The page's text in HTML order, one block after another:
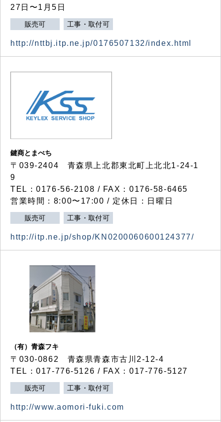
27日〜1月5日
販売可 工事・取付可
http://nttbj.itp.ne.jp/0176507132/index.html
鍵商とまべち
〒039-2404 青森県上北郡東北町上北北1-24-1
9
TEL：0176-56-2108 / FAX：0176-58-6465
営業時間：8:00〜17:00 / 定休日：日曜日
販売可 工事・取付可
http://itp.ne.jp/shop/KN0200060600124377/
（有）青森フキ
〒030-0862 青森県青森市古川2-12-4
TEL：017-776-5126 / FAX：017-776-5127
販売可 工事・取付可
http://www.aomori-fuki.com